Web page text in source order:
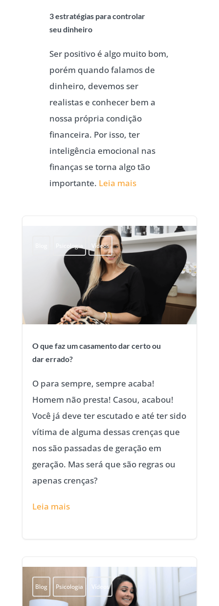
3 estratégias para controlar
seu dinheiro
Ser positivo é algo muito bom,
porém quando falamos de
dinheiro, devemos ser
realistas e conhecer bem a
nossa própria condição
financeira. Por isso, ter
inteligência emocional nas
finanças se torna algo tão
importante. Leia mais
Psicologia Vídeos
O que faz um casamento dar certo ou
dar errado?
O para sempre, sempre acaba!
Homem não presta! Casou, acabou!
Você já deve ter escutado e até ter sido
vítima de alguma dessas crenças que
nos são passadas de geração em
geração. Mas será que são regras ou
apenas crenças?
Leia mais
Blog Psicologia Vídeos